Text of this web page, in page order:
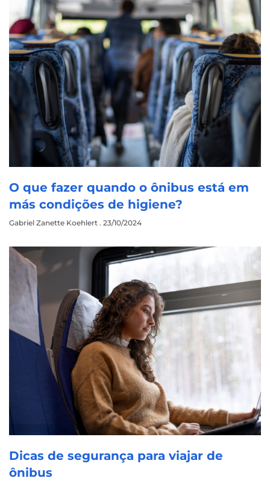
O que fazer quando o ônibus está em
más condições de higiene?
Gabriel Zanette Koehlert 23/10/2024
Dicas de segurança para viajar de
ônibus